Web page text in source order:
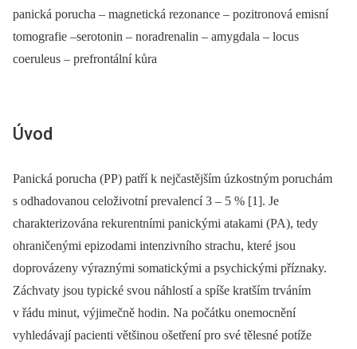
panická porucha –⁠ magnetická rezonance –⁠ pozitronová emisní
tomografie –serotonin –⁠ noradrenalin –⁠ amygdala –⁠ locus
coeruleus –⁠ prefrontální kůra
Úvod
Panická porucha (PP) patří k nejčastějším úzkostným poruchám
s odhadovanou celoživotní prevalencí 3 –⁠ 5 % [1]. Je
charakterizována rekurentními panickými atakami (PA), tedy
ohraničenými epizodami intenzivního strachu, které jsou
doprovázeny výraznými somatickými a psychickými příznaky.
Záchvaty jsou typické svou náhlostí a spíše kratším trváním
v řádu minut, výjimečně hodin. Na počátku onemocnění
vyhledávají pacienti většinou ošetření pro své tělesné potíže